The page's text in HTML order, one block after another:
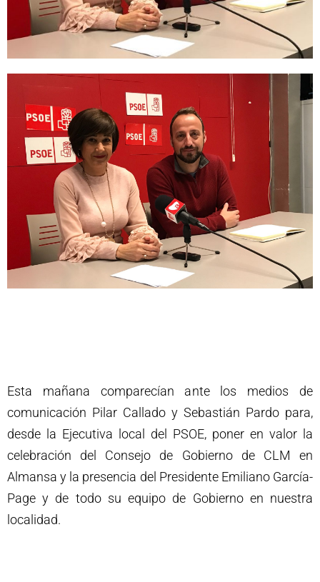
Esta mañana comparecían ante los medios de
comunicación Pilar Callado y Sebastián Pardo para,
desde la Ejecutiva local del PSOE, poner en valor la
celebración del Consejo de Gobierno de CLM en
Almansa y la presencia del Presidente Emiliano García-
Page y de todo su equipo de Gobierno en nuestra
localidad.